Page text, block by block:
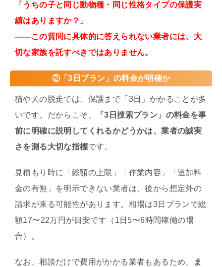
「うちの子と同じ動物種・同じ性格タイプの保護実
績はありますか？」
——この質問に具体的に答えられない業者には、大
切な家族を託すべきではありません。
②「3日プラン」の料金が明確か
猫や犬の脱走では、保護まで「3日」かかることが多
いです。だからこそ、
「3日捜索プラン」の料金を事
前に明確に説明してくれるかどうかは、業者の誠実
さを測る大切な指標です。
見積もり時に「総額の上限」「作業内容」「追加料
金の有無」を明示できない業者は、後から想定外の
請求が来る可能性があります。相場は3日プランで総
額17〜22万円が目安です（1日5〜6時間稼働の場
合）。
なお、相談だけで費用がかかる業者もあるため、
ま